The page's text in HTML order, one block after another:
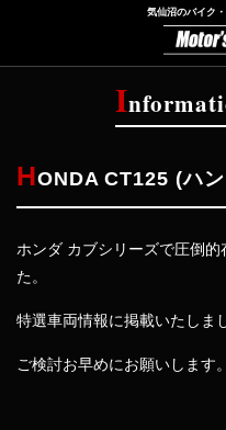
気仙沼のバイク
I
HONDA CT125 (ハ
ホンダ カブシリーズで圧倒
た。
特選車両情報に掲載いたしま
ご検討お早めにお願いします。